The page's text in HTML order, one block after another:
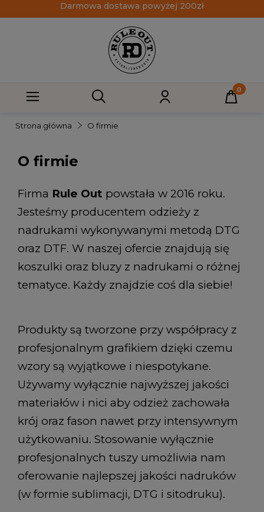
Darmowa dostawa powyżej 200zł
Strona główna O firmie
O firmie
Firma Rule Out powstała w 2016 roku.
Jesteśmy producentem odzieży z
nadrukami wykonywanymi metodą DTG
oraz DTF. W naszej ofercie znajdują się
koszulki oraz bluzy z nadrukami o różnej
tematyce. Każdy znajdzie coś dla siebie!
Produkty są tworzone przy współpracy z
profesjonalnym grafikiem dzięki czemu
wzory są wyjątkowe i niespotykane.
Używamy wyłącznie najwyższej jakości
materiałów i nici aby odzież zachowała
krój oraz fason nawet przy intensywnym
użytkowaniu. Stosowanie wyłącznie
profesjonalnych tuszy umożliwia nam
oferowanie najlepszej jakości nadruków
(w formie sublimacji, DTG i sitodruku).